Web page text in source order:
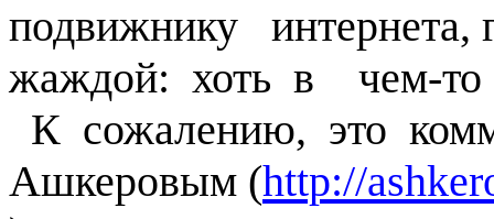
подвижнику интернета,
жаждой: хоть в чем-то
К сожалению, это
Ашкеровым (http://